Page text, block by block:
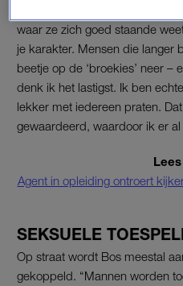
waar ze zich goed staande
je karakter. Mensen die langer
beetje op de ‘broekies’ neer –
denk ik het lastigst. Ik ben
lekker met iedereen praten.
gewaardeerd, waardoor ik er al
Agent in opleiding ontroert
SEKSUELE
Op straat wordt Bos meestal
gekoppeld. “Mannen worden